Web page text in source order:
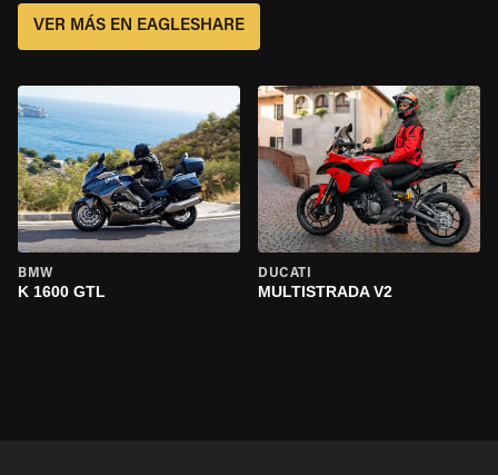
VER MÁS EN EAGLESHARE
BMW
K 1600 GTL
DUCATI
MULTISTRADA V2